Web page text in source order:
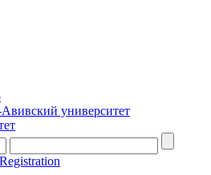
университет
Registration